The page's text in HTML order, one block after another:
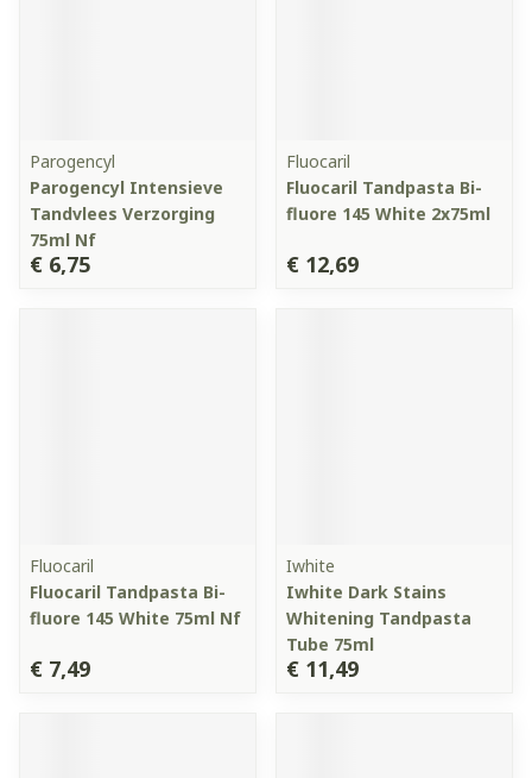
Parogencyl
Parogencyl Intensieve
Tandvlees Verzorging
75ml Nf
€ 6,75
Fluocaril
Fluocaril Tandpasta Bi-
fluore 145 White 2x75ml
€ 12,69
Fluocaril
Fluocaril Tandpasta Bi-
fluore 145 White 75ml Nf
€ 7,49
Iwhite
Iwhite Dark Stains
Whitening Tandpasta
Tube 75ml
€ 11,49